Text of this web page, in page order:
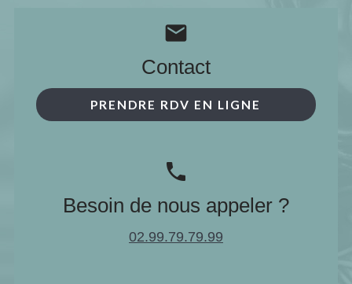
mail
Contact
PRENDRE RDV EN LIGNE
phone
Besoin de nous appeler ?
02.99.79.79.99